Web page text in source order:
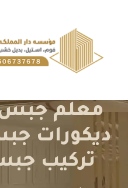
معلم جبس
ديكورات
تركيب